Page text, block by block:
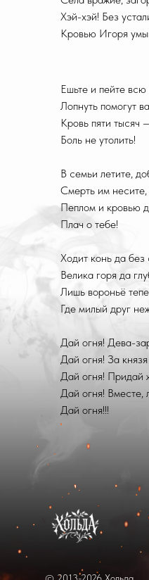
Хэй-хэй! Без
Кровью Игоря
Ешьте и пейте
Лопнуть помогут
Кровь пяти тысяч
Боль не утолить!
В семьи летите,
Смерть им несите,
Пеплом и кровью
Плач о тебе!
Ходит конь да без
Велика горя да
Лишь вороньё
Где милый друг
Дай огня! Дева-
Дай огня! За
Дай огня! Придай
Дай огня! Вместе,
Дай огня!!!